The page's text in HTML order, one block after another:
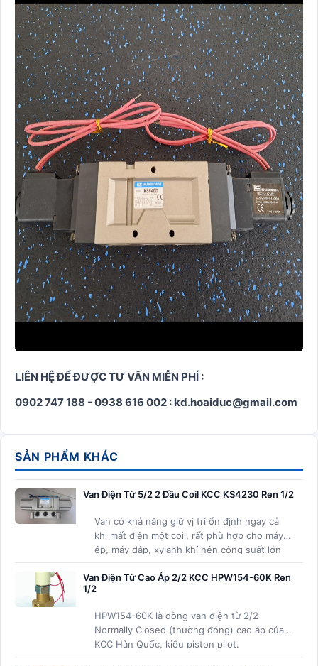
LIÊN HỆ ĐỂ ĐƯỢC TƯ VẤN MIỄN PHÍ :
0902 747 188 - 0938 616 002 : kd.hoaiduc@gmail.com
SẢN PHẨM KHÁC
Van Điện Từ 5/2 2 Đầu Coil KCC KS4230 Ren 1/2
Van có khả năng giữ vị trí ổn định ngay cả
khi mất điện một coil, rất phù hợp cho máy
ép, máy dập, xylanh khí nén công suất lớn
và hệ khí nén công nghiệp nặng.
Van Điện Từ Cao Áp 2/2 KCC HPW154-60K Ren
1/2
HPW154-60K là dòng van điện từ 2/2
Normally Closed (thường đóng) cao áp của
KCC Hàn Quốc, kiểu piston pilot.